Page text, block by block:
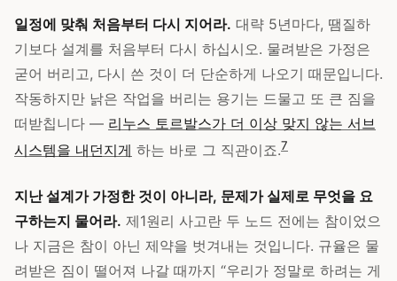
일정에 맞춰 처음부터 다시 지어라. 대략 5년마다, 땜질하
기보다 설계를 처음부터 다시 하십시오. 물려받은 가정은
굳어 버리고, 다시 쓴 것이 더 단순하게 나오기 때문입니다.
작동하지만 낡은 작업을 버리는 용기는 드물고 또 큰 짐을
떠받칩니다 — 리누스 토르발스가 더 이상 맞지 않는 서브
시스템을 내던지게 하는 바로 그 직관이죠.7
지난 설계가 가정한 것이 아니라, 문제가 실제로 무엇을 요
구하는지 물어라. 제1원리 사고란 두 노드 전에는 참이었으
나 지금은 참이 아닌 제약을 벗겨내는 것입니다. 규율은 물
려받은 짐이 떨어져 나갈 때까지 “우리가 정말로 하려는 게